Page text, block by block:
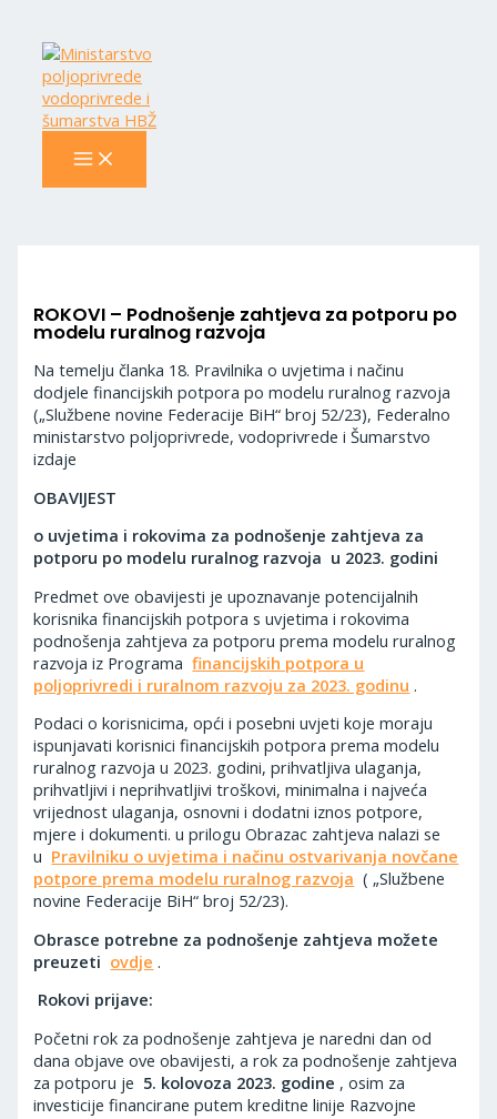
content
ROKOVI – Podnošenje zahtjeva za potporu po
modelu ruralnog razvoja
Na temelju članka 18. Pravilnika o uvjetima i načinu
dodjele financijskih potpora po modelu ruralnog razvoja
(„Službene novine Federacije BiH“ broj 52/23), Federalno
ministarstvo poljoprivrede, vodoprivrede i Šumarstvo
izdaje
OBAVIJEST
o uvjetima i rokovima za podnošenje zahtjeva za
potporu po modelu ruralnog razvoja u 2023. godini
Predmet ove obavijesti je upoznavanje potencijalnih
korisnika financijskih potpora s uvjetima i rokovima
podnošenja zahtjeva za potporu prema modelu ruralnog
razvoja iz Programafinancijskih potpora u
poljoprivredi i ruralnom razvoju za 2023. godinu .
Podaci o korisnicima, opći i posebni uvjeti koje moraju
ispunjavati korisnici financijskih potpora prema modelu
ruralnog razvoja u 2023. godini, prihvatljiva ulaganja,
prihvatljivi i neprihvatljivi troškovi, minimalna i najveća
vrijednost ulaganja, osnovni i dodatni iznos potpore,
mjere i dokumenti. u prilogu Obrazac zahtjeva nalazi se
u Pravilniku o uvjetima i načinu ostvarivanja novčane
potpore prema modelu ruralnog razvoja ( „Službene
novine Federacije BiH“ broj 52/23).
Obrasce potrebne za podnošenje zahtjeva možete
preuzeti ovdje .
Rokovi prijave:
Početni rok za podnošenje zahtjeva je naredni dan od
dana objave ove obavijesti, a rok za podnošenje zahtjeva
za potporu je 5. kolovoza 2023. godine , osim za
investicije financirane putem kreditne linije Razvojne